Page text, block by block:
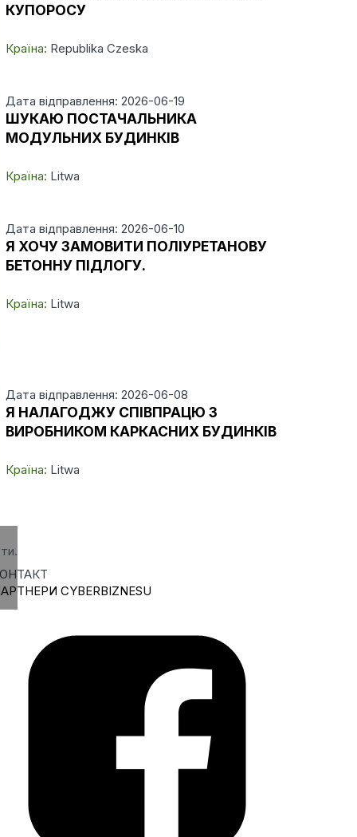
КУПОРОСУ
Країна: Republika Czeska
Дата відправлення: 2026-06-19
ШУКАЮ ПОСТАЧАЛЬНИКА
МОДУЛЬНИХ БУДИНКІВ
Країна: Litwa
Дата відправлення: 2026-06-10
Я ХОЧУ ЗАМОВИТИ ПОЛІУРЕТАНОВУ
БЕТОННУ ПІДЛОГУ.
Країна: Litwa
Дата відправлення: 2026-06-08
Я НАЛАГОДЖУ СПІВПРАЦЮ З
ВИРОБНИКОМ КАРКАСНИХ БУДИНКІВ
Країна: Litwa
CYBERBIZNESU